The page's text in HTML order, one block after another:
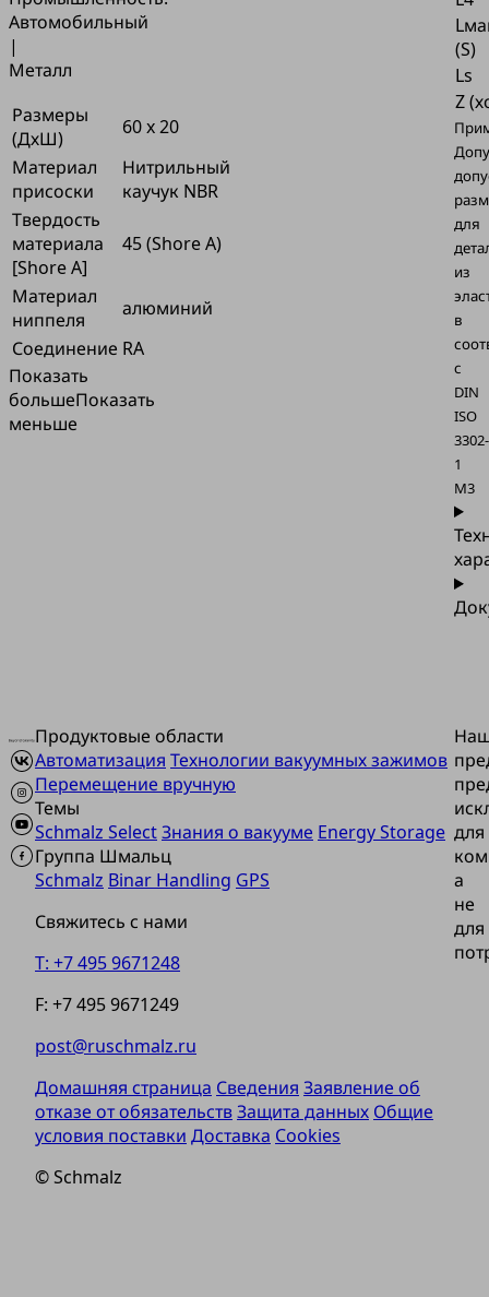
Автомобильный
|
Металл
Размеры
(ДхШ)
60 x 20
Материал
присоски
Нитрильный
каучук NBR
Твердость
материала
[Shore A]
45 (Shore A)
Материал
ниппеля
алюминий
Соединение RA
Показать
большеПоказать
меньше
(S)
Ls
Z
для
из
в
с
DIN
ISO
3302-
1
M3
Продуктовые области
Автоматизация Технологии вакуумных зажимов
Перемещение вручную
Темы
Schmalz SelectЗнания о вакууме Energy Storage
Группа Шмальц
Schmalz Binar Handling GPS
Свяжитесь с нами
T: +7 495 9671248
F: +7 495 9671249
post@ruschmalz.ru
для
а
не
для
Домашняя страница Сведения Заявление об
отказе от обязательствЗащита данных Общие
условия поставки Доставка Cookies
© Schmalz